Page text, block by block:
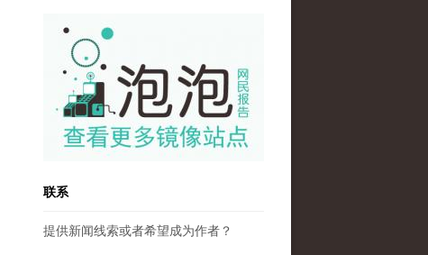
pao-pao-banner-mirror-site-120814.jpg
联系
提供新闻线索或者希望成为作者？